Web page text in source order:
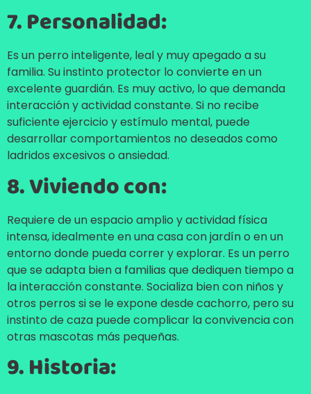
7. Personalidad:
Es un perro inteligente, leal y muy apegado a su
familia. Su instinto protector lo convierte en un
excelente guardián. Es muy activo, lo que demanda
interacción y actividad constante. Si no recibe
suficiente ejercicio y estímulo mental, puede
desarrollar comportamientos no deseados como
ladridos excesivos o ansiedad.
8. Viviendo con:
Requiere de un espacio amplio y actividad física
intensa, idealmente en una casa con jardín o en un
entorno donde pueda correr y explorar. Es un perro
que se adapta bien a familias que dediquen tiempo a
la interacción constante. Socializa bien con niños y
otros perros si se le expone desde cachorro, pero su
instinto de caza puede complicar la convivencia con
otras mascotas más pequeñas.
9. Historia: